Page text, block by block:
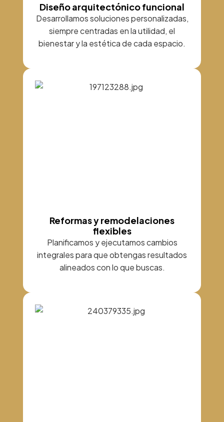
Diseño arquitectónico funcional
Desarrollamos soluciones personalizadas,
siempre centradas en la utilidad, el
bienestar y la estética de cada espacio.
Reformas y remodelaciones
flexibles
Planificamos y ejecutamos cambios
integrales para que obtengas resultados
alineados con lo que buscas.